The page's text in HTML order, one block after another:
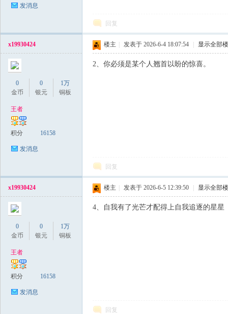
发消息
回复
x19930424
0
金币
0
银元
1万
铜板
王者
积分 16158
发消息
楼主 发表于 2026-6-4 18:07:54 显示全部
2、你必须是某个人翘首以盼的惊喜。
回复
x19930424
0
金币
0
银元
1万
铜板
王者
积分 16158
发消息
楼主 发表于 2026-6-5 12:39:50 显示全部
4、自我有了光芒才配得上自我追逐的星星
回复